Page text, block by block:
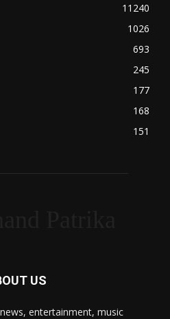
11240
1026
693
245
177
168
151
US
entertainment, music